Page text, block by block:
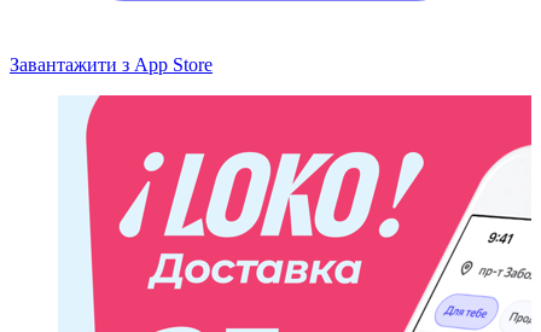
Завантажити з App Store